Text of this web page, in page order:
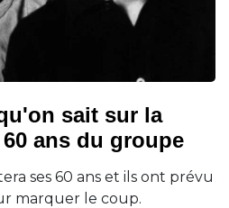
sait sur la
ans du groupe
ses 60 ans et ils ont prévu
marquer le coup.